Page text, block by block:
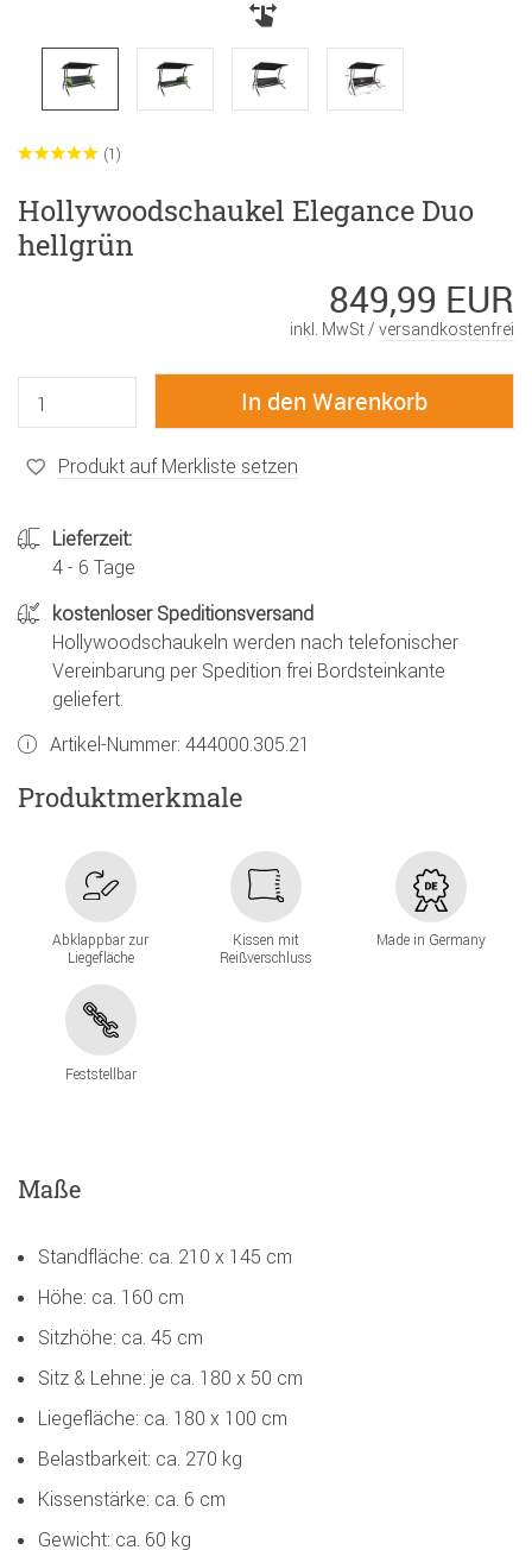
(1)
Hollywoodschaukel Elegance Duo
hellgrün
849,99 EUR
inkl. MwSt / versandkostenfrei
Produkt auf Merkliste setzen
Lieferzeit:
4 - 6 Tage
kostenloser Speditionsversand
Hollywoodschaukeln werden nach telefonischer
Vereinbarung per Spedition frei Bordsteinkante
geliefert.
Artikel-Nummer: 444000.305.21
Produktmerkmale
Abklappbar zur
Liegefläche
Kissen mit
Reißverschluss
Made in Germany
Feststellbar
Maße
Standfläche: ca. 210 x 145 cm
Höhe: ca. 160 cm
Sitzhöhe: ca. 45 cm
Sitz & Lehne: je ca. 180 x 50 cm
Liegefläche: ca. 180 x 100 cm
Belastbarkeit: ca. 270 kg
Kissenstärke: ca. 6 cm
Gewicht: ca. 60 kg